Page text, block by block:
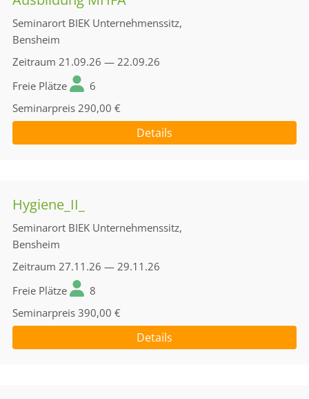
Seminarort BIEK Unternehmenssitz,
Bensheim
Zeitraum 21.09.26 — 22.09.26
Freie Plätze
6
Seminarpreis 290,00 €
Details
Hygiene_II_
Seminarort BIEK Unternehmenssitz,
Bensheim
Zeitraum 27.11.26 — 29.11.26
Freie Plätze
8
Seminarpreis 390,00 €
Details